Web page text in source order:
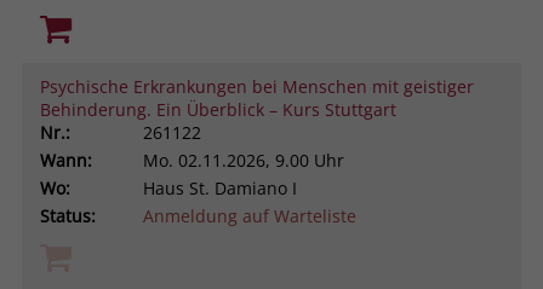
Psychische Erkrankungen bei Menschen mit geistiger
Behinderung. Ein Überblick – Kurs Stuttgart
Nr.:
261122
Wann:
Mo. 02.11.2026, 9.00 Uhr
Wo:
Haus St. Damiano I
Status:
Anmeldung auf Warteliste